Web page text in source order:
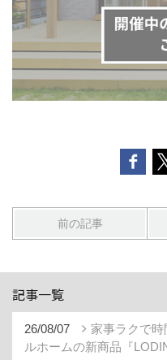
前の記事
記事一覧
26/08/07
家事ラクで
ルホームの新商品『